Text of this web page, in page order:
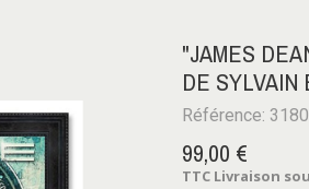
"JAMES
DE SYLVAIN
Référence:
99,00 €
TTC Livraison